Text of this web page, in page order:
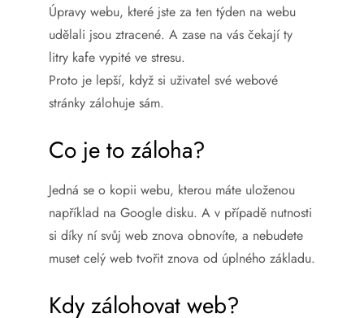
Úpravy webu, které jste za ten týden na webu
udělali jsou ztracené. A zase na vás čekají ty
litry kafe vypité ve stresu.
Proto je lepší, když si uživatel své webové
stránky zálohuje sám.
Co je to záloha?
Jedná se o kopii webu, kterou máte uloženou
například na Google disku. A v případě nutnosti
si díky ní svůj web znova obnovíte, a nebudete
muset celý web tvořit znova od úplného základu.
Kdy zálohovat web?